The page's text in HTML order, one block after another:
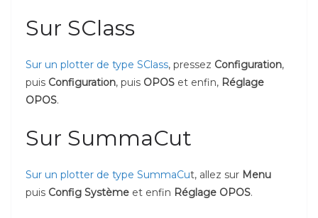
Sur SClass
Sur un plotter de type SClass, pressez Configuration,
puis Configuration, puis OPOS et enfin, Réglage
OPOS.
Sur SummaCut
Sur un plotter de type SummaCut, allez sur Menu
puis Config Système et enfin Réglage OPOS.